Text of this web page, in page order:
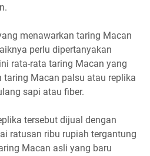
menawarkan taring Macan
perlu dipertanyakan
rata-rata taring Macan yang
taring Macan palsu atau replika
sapi atau fiber.
tersebut dijual dengan
ratusan ribu rupiah tergantung
Macan asli yang baru